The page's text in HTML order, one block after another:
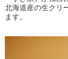
北海道産の生クリ
ます。